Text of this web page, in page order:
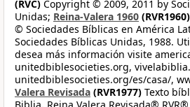
(RVC) Copyright © 2009, 2011 by
Unidas; Reina-Valera 1960 (RVR1960)
© Sociedades Bíblicas en América
Sociedades Bíblicas Unidas, 1988.
desea más información visite
unitedbiblesocieties.org,
unitedbiblesocieties.org/es/casa/,
Valera Revisada (RVR1977) Texto